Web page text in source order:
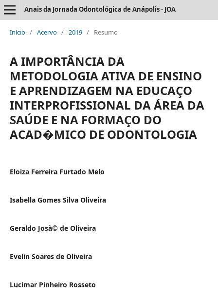
Anais da Jornada Odontológica de Anápolis - JOA
Início / Acervo / 2019 / Resumo
A IMPORTÂNCIA DA
METODOLOGIA ATIVA DE ENSINO
E APRENDIZAGEM NA EDUCAÇO
INTERPROFISSIONAL DA ÁREA DA
SAÚDE E NA FORMAÇO DO
ACAD�MICO DE ODONTOLOGIA
Eloiza Ferreira Furtado Melo
Isabella Gomes Silva Oliveira
Geraldo Josà© de Oliveira
Evelin Soares de Oliveira
Lucimar Pinheiro Rosseto